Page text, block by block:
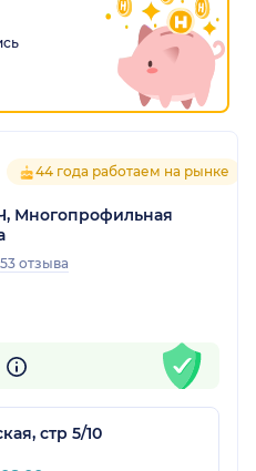
44 года работаем на рынке
Многопрофильная
53 отзыва
стр 5/10